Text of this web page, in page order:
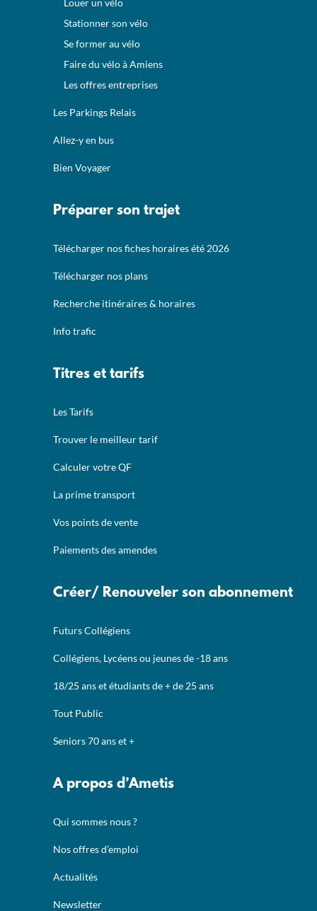
Stationner son vélo
Se former au vélo
Faire du vélo à Amiens
Les offres entreprises
Les Parkings Relais
Allez-y en bus
Bien Voyager
Préparer son trajet
Télécharger nos fiches horaires été 2026
Télécharger nos plans
Recherche itinéraires & horaires
Info trafic
Titres et tarifs
Les Tarifs
Trouver le meilleur tarif
Calculer votre QF
La prime transport
Vos points de vente
Paiements des amendes
Créer/ Renouveler son abonnement
Futurs Collégiens
Collégiens, Lycéens ou jeunes de -18 ans
18/25 ans et étudiants de + de 25 ans
Tout Public
Seniors 70 ans et +
A propos d’Ametis
Qui sommes nous ?
Nos offres d’emploi
Actualités
Newsletter